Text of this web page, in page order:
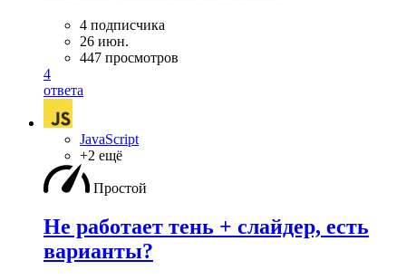
4 подписчика
26 июн.
447 просмотров
4
ответа
JavaScript
+2 ещё
Простой
Не работает тень + слайдер, есть
варианты?